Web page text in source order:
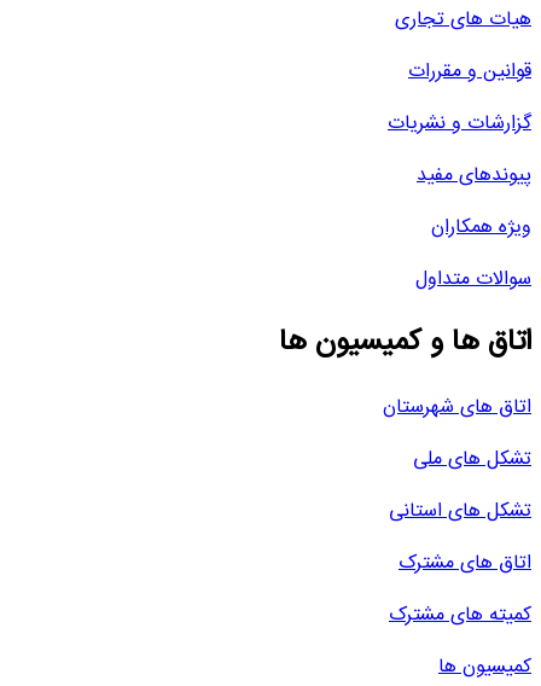
هیات های تجاری
قوانین و مقررات
گزارشات و نشریات
پیوندهای مفید
ویژه همکاران
سوالات متداول
اتاق ها و کمیسیون ها
اتاق های شهرستان
تشکل های ملی
تشکل های استانی
اتاق های مشترک
کمیته های مشترک
کمیسیون ها